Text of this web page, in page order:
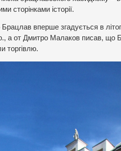
сторінками історії.
Брацлав вперше згадується в
а от Дмитро Малаков писав, що
торгівлю.